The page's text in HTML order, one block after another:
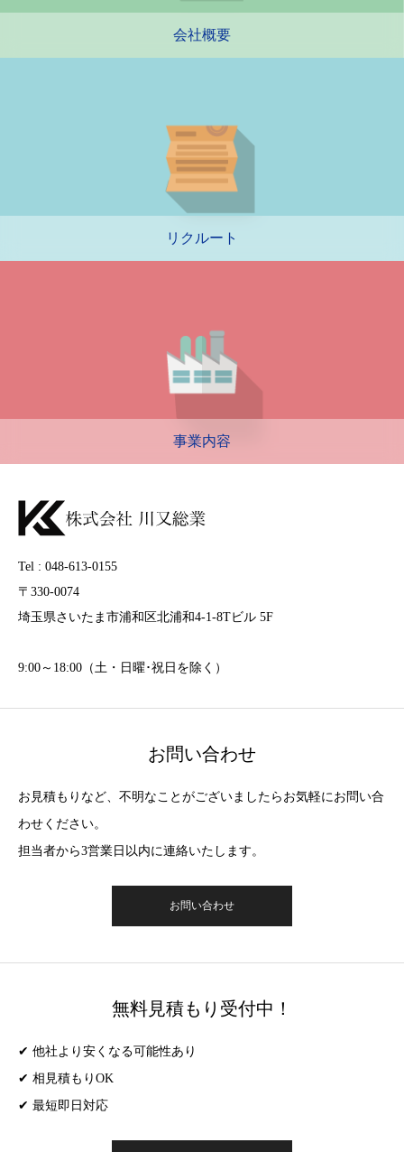
会社概要
リクルート
事業内容
Tel : 048-613-0155
〒330-0074
埼玉県さいたま市浦和区北浦和4-1-8Tビル 5F
9:00～18:00（土・日曜･祝日を除く）
お問い合わせ
お見積もりなど、不明なことがございましたらお気軽にお問い合
わせください。
担当者から3営業日以内に連絡いたします。
お問い合わせ
無料見積もり受付中！
✔ 他社より安くなる可能性あり
✔ 相見積もりOK
✔ 最短即日対応